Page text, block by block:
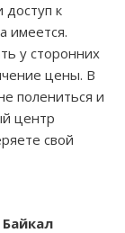
доступ к
имеется.
у сторонних
цены. В
полениться и
центр
свой